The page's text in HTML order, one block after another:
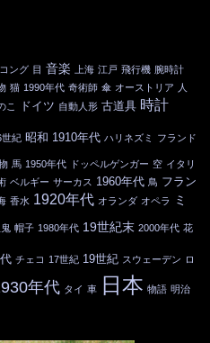
ング 目 音楽 上海 江戸 飛行機 腕時計
猫 1990年代 奇術師 傘 オーストリア
人
こ ドイツ 自動人形 古道具 時計
世紀 昭和 1910年代 ハリネズミ フランド
馬 1950年代 ドッペルゲンガー 空 イタリ
ベルギー サーカス 1960年代 鳥 フラン
香水 1920年代 オランダ オペラ
ミ
帽子 1980年代 19世紀末 2000年代 花
チェコ 17世紀 19世紀 スウェーデン ロ
年代 タイ 車 日本 物語 明治